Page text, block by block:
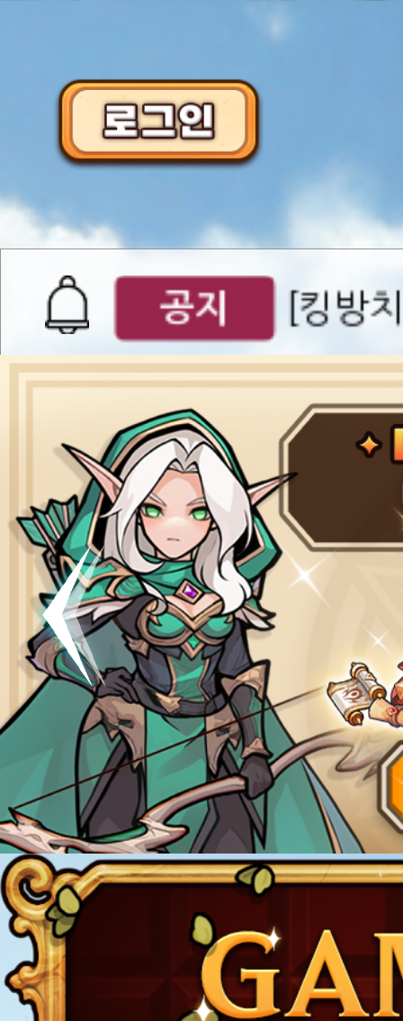
이벤트
서버오픈 07월
공지 [킹방
공지 [킹방
공지 [킹방
공지 [킹방
이벤트
[갤럭
이벤트​​
서버오픈 07월